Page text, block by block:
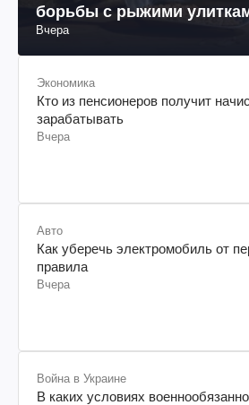
борьбы с рыжими
Вчера
Экономика
Кто из пенсионеров получит
зарабатывать
Вчера
Авто
Как уберечь электромобиль от
правила
Вчера
Война в Украине
В каких условиях